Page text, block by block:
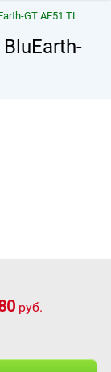
GT AE51 TL
руб.